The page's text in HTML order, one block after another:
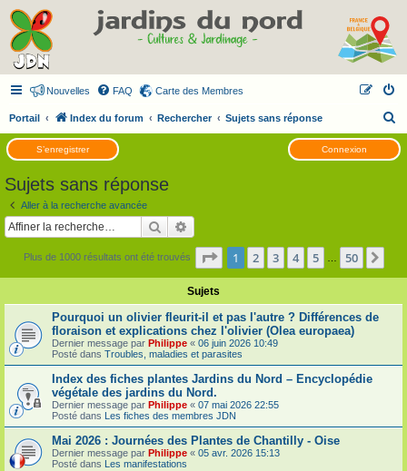
Nouvelles FAQ Carte des Membres
Portail Index du forum Rechercher Sujets sans réponse
e
c
S’enregistrer Connexion
Sujets sans réponse
Aller à la recherche avancée
Rechercher
Plus de 1000 résultats ont été trouvés Page 1sur50
1 2 3 4 5 50
Sujets
Pourquoi un olivier fleurit-il et pas l'autre ? Différences de
floraison et explications chez l'olivier (Olea europaea)
Dernier message par Philippe « 06 juin 2026 10:49
Posté dans Troubles, maladies et parasites
Index des fiches plantes Jardins du Nord – Encyclopédie
végétale des jardins du Nord.
Dernier message par Philippe « 07 mai 2026 22:55
Posté dans Les fiches des membres JDN
Mai 2026 : Journées des Plantes de Chantilly - Oise
Dernier message par Philippe « 05 avr. 2026 15:13
Posté dans Les manifestations